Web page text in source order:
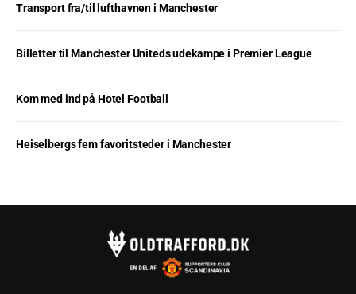
Transport fra/til lufthavnen i Manchester
Billetter til Manchester Uniteds udekampe i Premier League
Kom med ind på Hotel Football
Heiselbergs fem favoritsteder i Manchester